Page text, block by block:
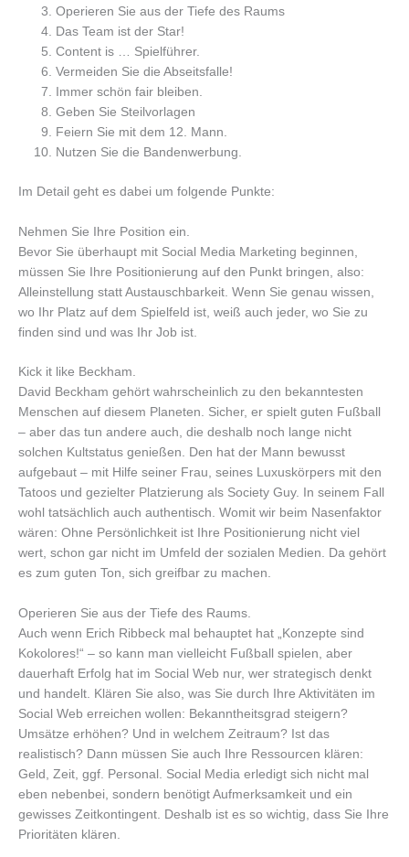
Operieren Sie aus der Tiefe des Raums
Das Team ist der Star!
Content is … Spielführer.
Vermeiden Sie die Abseitsfalle!
Immer schön fair bleiben.
Geben Sie Steilvorlagen
Feiern Sie mit dem 12. Mann.
Nutzen Sie die Bandenwerbung.
Im Detail geht es dabei um folgende Punkte:
Nehmen Sie Ihre Position ein.
Bevor Sie überhaupt mit Social Media Marketing beginnen,
müssen Sie Ihre Positionierung auf den Punkt bringen, also:
Alleinstellung statt Austauschbarkeit. Wenn Sie genau wissen,
wo Ihr Platz auf dem Spielfeld ist, weiß auch jeder, wo Sie zu
finden sind und was Ihr Job ist.
Kick it like Beckham.
David Beckham gehört wahrscheinlich zu den bekanntesten
Menschen auf diesem Planeten. Sicher, er spielt guten Fußball
– aber das tun andere auch, die deshalb noch lange nicht
solchen Kultstatus genießen. Den hat der Mann bewusst
aufgebaut – mit Hilfe seiner Frau, seines Luxuskörpers mit den
Tatoos und gezielter Platzierung als Society Guy. In seinem Fall
wohl tatsächlich auch authentisch. Womit wir beim Nasenfaktor
wären: Ohne Persönlichkeit ist Ihre Positionierung nicht viel
wert, schon gar nicht im Umfeld der sozialen Medien. Da gehört
es zum guten Ton, sich greifbar zu machen.
Operieren Sie aus der Tiefe des Raums.
Auch wenn Erich Ribbeck mal behauptet hat „Konzepte sind
Kokolores!“ – so kann man vielleicht Fußball spielen, aber
dauerhaft Erfolg hat im Social Web nur, wer strategisch denkt
und handelt. Klären Sie also, was Sie durch Ihre Aktivitäten im
Social Web erreichen wollen: Bekanntheitsgrad steigern?
Umsätze erhöhen? Und in welchem Zeitraum? Ist das
realistisch? Dann müssen Sie auch Ihre Ressourcen klären:
Geld, Zeit, ggf. Personal. Social Media erledigt sich nicht mal
eben nebenbei, sondern benötigt Aufmerksamkeit und ein
gewisses Zeitkontingent. Deshalb ist es so wichtig, dass Sie Ihre
Prioritäten klären.